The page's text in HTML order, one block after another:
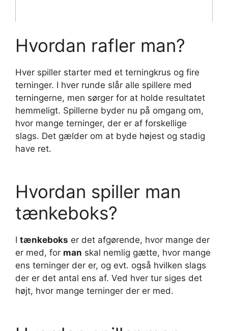
Hvordan rafler man?
Hver spiller starter med et terningkrus og fire
terninger. I hver runde slår alle spillere med
terningerne, men sørger for at holde resultatet
hemmeligt. Spillerne byder nu på omgang om,
hvor mange terninger, der er af forskellige
slags. Det gælder om at byde højest og stadig
have ret.
Hvordan spiller man
tænkeboks?
I tænkeboks er det afgørende, hvor mange der
er med, for man skal nemlig gætte, hvor mange
ens terninger der er, og evt. også hvilken slags
der er det antal ens af. Ved hver tur siges det
højt, hvor mange terninger der er med.